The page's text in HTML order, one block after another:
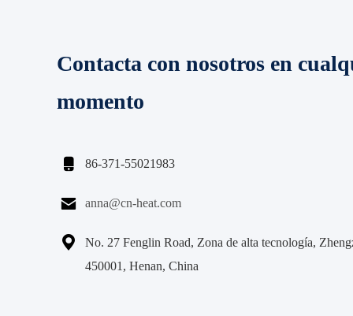
Contacta con nosotros en
momento
 86-371-55021983
 anna@cn-heat.com

No. 27 Fenglin Road, Zona de alta tecnología,
450001, Henan, China